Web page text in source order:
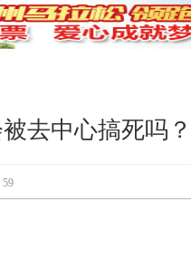
去中心搞死吗？